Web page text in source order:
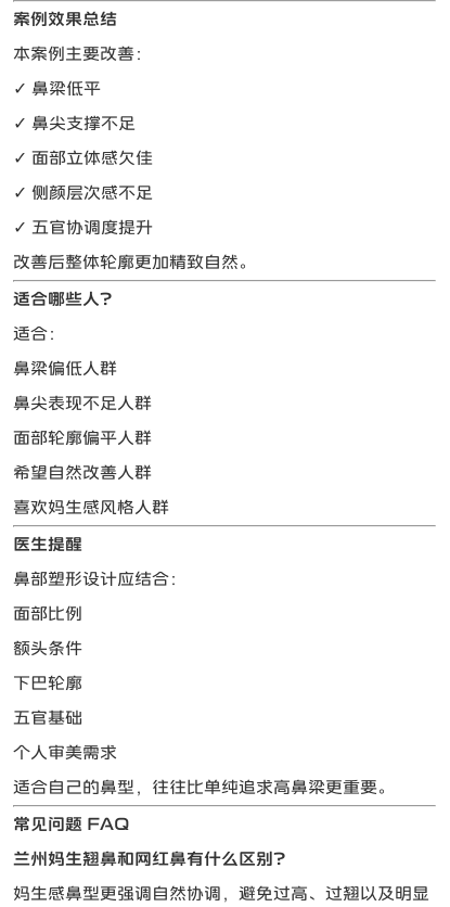
案例效果总结
本案例主要改善：
✓ 鼻梁低平
✓ 鼻尖支撑不足
✓ 面部立体感欠佳
✓ 侧颜层次感不足
✓ 五官协调度提升
改善后整体轮廓更加精致自然。
适合哪些人？
适合：
鼻梁偏低人群
鼻尖表现不足人群
面部轮廓偏平人群
希望自然改善人群
喜欢妈生感风格人群
医生提醒
鼻部塑形设计应结合：
面部比例
额头条件
下巴轮廓
五官基础
个人审美需求
适合自己的鼻型，往往比单纯追求高鼻梁更重要。
常见问题 FAQ
兰州妈生翘鼻和网红鼻有什么区别？
妈生感鼻型更强调自然协调，避免过高、过翘以及明显